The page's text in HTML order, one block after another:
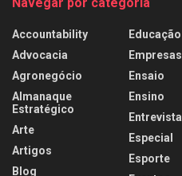
Accountability
Advocacia
Agronegócio
Almanaque
Estratégico
Arte
Artigos
Blog
Educação
Empresas
Ensaio
Ensino
Entrevista
Especial
Esporte